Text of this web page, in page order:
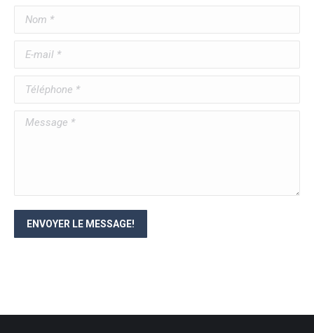
Nom *
E-mail *
Téléphone *
Message *
ENVOYER LE MESSAGE!